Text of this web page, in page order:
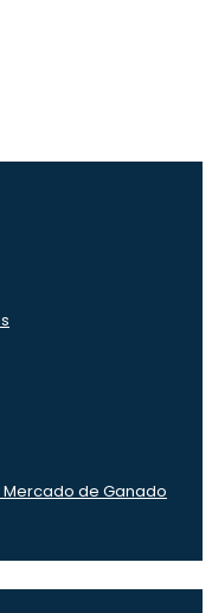
Mercado de Ganado